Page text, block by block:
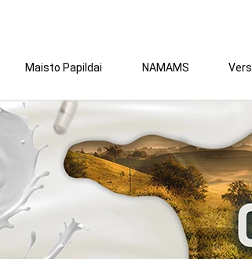
Maisto Papildai NAMAMS